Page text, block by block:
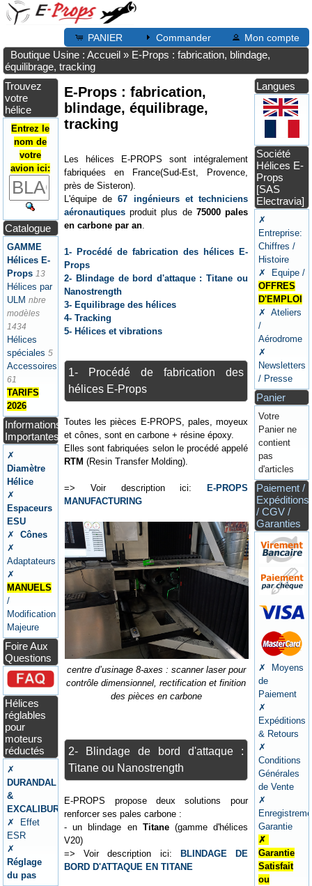
PANIER Commander Mon compte
Boutique Usine : Accueil » E-Props : fabrication, blindage,
équilibrage, tracking
Trouvez
votre
hélice
Entrez le
nom de
votre
avion ici:
Catalogue
GAMME
Hélices E-
Props 13
Hélices par
ULM nbre
modèles
1434
Hélices
spéciales 5
Accessoires
61
TARIFS
2026
Informations
Importantes
✗
Diamètre
Hélice
✗
Espaceurs
ESU
✗
Cônes
✗
Adaptateurs
✗
MANUELS
/
Modification
Majeure
Foire Aux
Questions
Hélices
réglables
pour
moteurs
réductés
✗
DURANDAL
&
EXCALIBUR
✗ Effet
ESR
✗
Réglage
du pas
E-Props : fabrication,
blindage, équilibrage,
tracking
Les hélices E-PROPS sont intégralement
fabriquées en France(Sud-Est, Provence,
près de Sisteron).
L'équipe de67 ingénieurs et techniciens
aéronautiques produit plus de 75000 pales
en carbone par an
1- Procédé de fabrication des hélices E-
Props
2- Blindage de bord d'attaque : Titane ou
Nanostrength
3- Equilibrage des hélices
4- Tracking
5- Hélices et vibrations
1- Procédé de fabrication des
hélices E-Props
Toutes les pièces E-PROPS, pales, moyeux
et cônes, sont en carbone + résine époxy.
Elles sont fabriquées selon le procédé appelé
RTM (Resin Transfer Molding).
=> Voir description ici:
E-PROPS
MANUFACTURING
centre d’usinage 8-axes : scanner laser pour
contrôle dimensionnel, rectification et finition
des pièces en carbone
2- Blindage de bord d'attaque :
Titane ou Nanostrength
E-PROPS propose deux solutions pour
renforcer ses pales carbone :
- un blindage en Titane(gamme d'hélices
V20)
=> Voir description ici: BLINDAGE DE
BORD D'ATTAQUE EN TITANE
Langues
Société
Hélices E-
Props
[SAS
Electravia]
✗
Entreprise:
Chiffres /
Histoire
✗ Equipe /
OFFRES
D'EMPLOI
✗ Ateliers
/
Aérodrome
✗
Newsletters
/ Presse
Panier
Votre
Panier ne
contient
pas
d'articles
Paiement /
Expéditions
/ CGV /
Garanties
✗ Moyens
de
Paiement
✗
Expéditions
& Retours
✗
Conditions
Générales
de Vente
✗
Garantie
✗
Garantie
Satisfait
ou